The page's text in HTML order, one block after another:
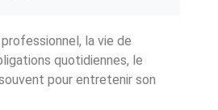
la vie de
quotidiennes, le
pour entretenir son